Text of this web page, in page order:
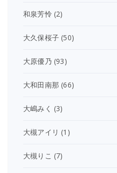
和泉芳怜 (2)
大久保桜子 (50)
大原優乃 (93)
大和田南那 (66)
大嶋みく (3)
大槻アイリ (1)
大槻りこ (7)